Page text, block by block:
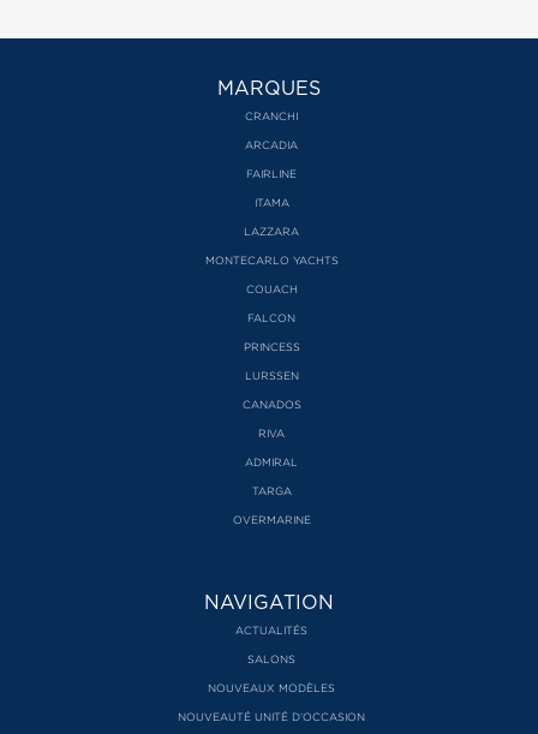
MARQUES
CRANCHI
ARCADIA
FAIRLINE
ITAMA
LAZZARA
MONTECARLO YACHTS
COUACH
FALCON
PRINCESS
LURSSEN
CANADOS
RIVA
ADMIRAL
TARGA
OVERMARINE
NAVIGATION
ACTUALITÉS
SALONS
NOUVEAUX MODÈLES
NOUVEAUTÉ UNITÉ D’OCCASION